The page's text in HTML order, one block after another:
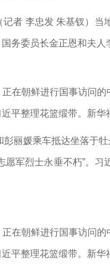
记者 李忠发 朱基钗）
务委员长金正恩和夫人
在朝鲜进行国事访问
平整理花篮缎带。新华
丽媛乘车抵达坐落于
愿军烈士永垂不朽”。
在朝鲜进行国事访问
平整理花篮缎带。新华